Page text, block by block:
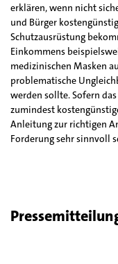
erklären, wenn nicht
und Bürger
Schutzausrüstung
Einkommens
medizinischen Masken
problematische
werden sollte. Sofern
zumindest
Anleitung zur richtigen
Forderung sehr sinnvoll